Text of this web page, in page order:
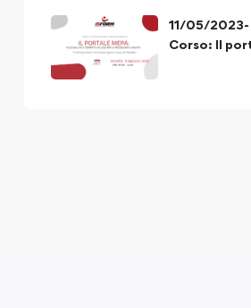
11/05/2023-
Corso: Il